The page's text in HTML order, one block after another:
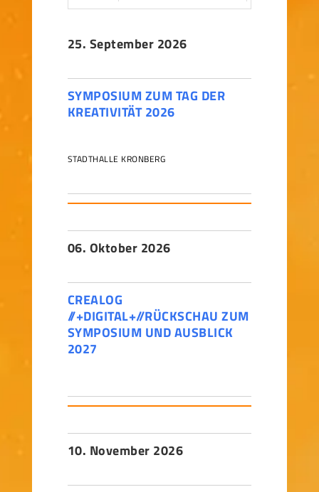
25. September 2026
SYMPOSIUM ZUM TAG DER
KREATIVITÄT 2026
STADTHALLE KRONBERG
06. Oktober 2026
CREALOG
//+DIGITAL+//RÜCKSCHAU ZUM
SYMPOSIUM UND AUSBLICK
2027
10. November 2026